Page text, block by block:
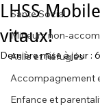
Santé Social
Mineurs non-
Asile et Réfugiés
Accompagnement
Enfance et
LHSS
vitaux!
Dernière mise à jour :